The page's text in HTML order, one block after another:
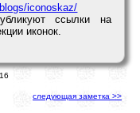
iconoskaz/
ссылки на
иконок.
следующая заметка >>